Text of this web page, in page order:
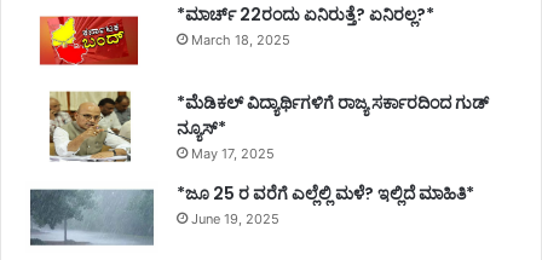
*ಮಾರ್ಚ್ 22ರಂದು ಏನಿರುತ್ತೆ? ಏನಿರಲ್ಲ?*
March 18, 2025
*ಮೆಡಿಕಲ್ ವಿದ್ಯಾರ್ಥಿಗಳಿಗೆ ರಾಜ್ಯ ಸರ್ಕಾರದಿಂದ ಗುಡ್
ನ್ಯೂಸ್*
May 17, 2025
*ಜೂ 25 ರ ವರೆಗೆ ಎಲ್ಲೆಲ್ಲಿ ಮಳೆ? ಇಲ್ಲಿದೆ ಮಾಹಿತಿ*
June 19, 2025